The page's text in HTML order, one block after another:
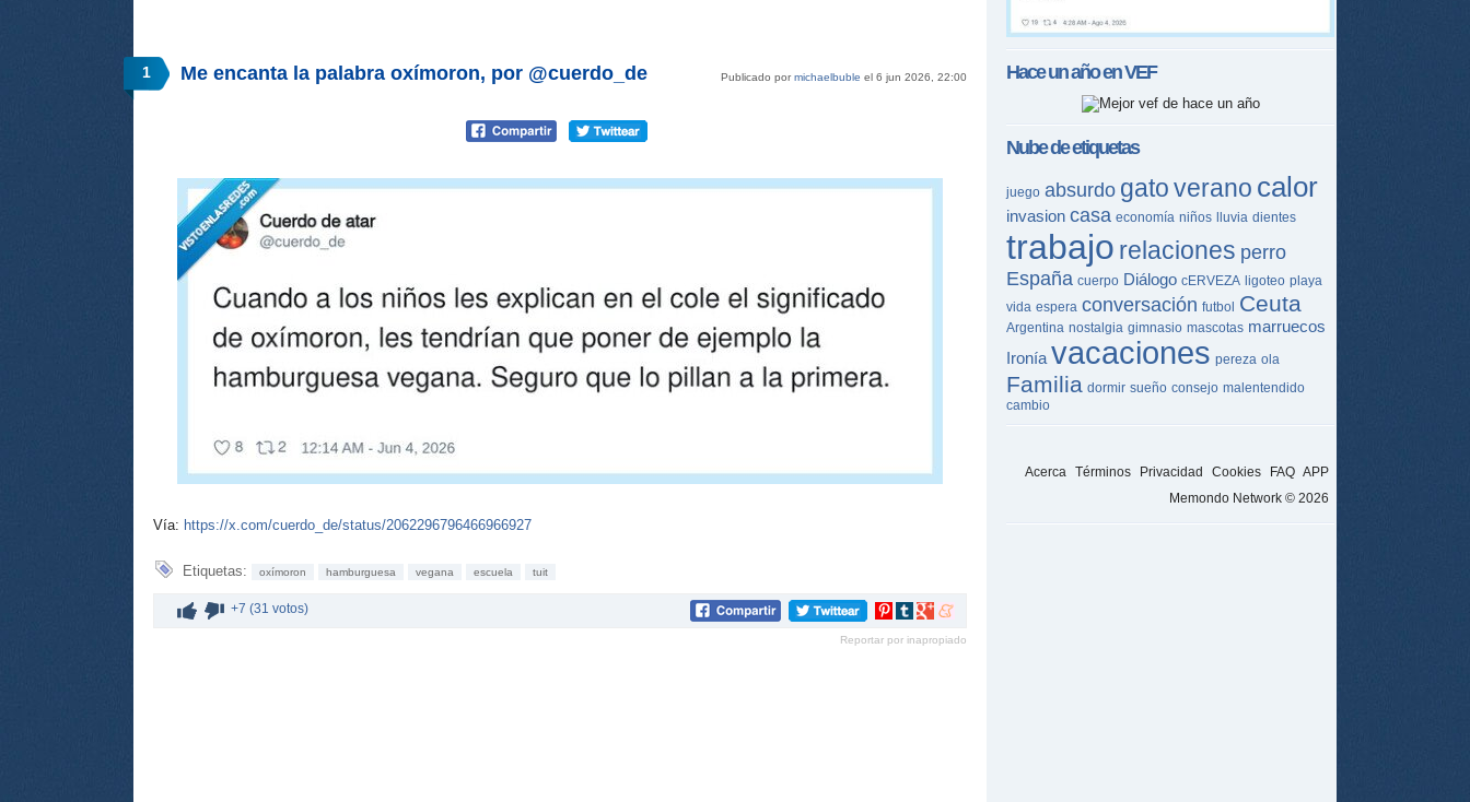
1 Publicado pormichaelbuble el 6 jun 2026, 22:00
Me encanta la palabra oxímoron, por @cuerdo_de
Vía: https://x.com/cuerdo_de/status/2062296796466966927
Etiquetas: oxímoron hamburguesa vegana escuela tuit
+7 (31 votos)
Compartir
Pinterest
Compartir
tumblr
Compartir
Google+
Compartir
meneame
Reportar por inapropiado
Hace un año enVEF
Nube de etiquetas
juego absurdo gatoverano calor
invasion casa economía niños lluvia dientes
trabajo relaciones perro
España cuerpo Diálogo cERVEZA ligoteo playa
vida espera conversación futbol Ceuta
Argentina nostalgia gimnasio mascotas marruecos
Ironía vacaciones pereza ola
Familia dormir sueño consejo malentendido
cambio
Acerca Términos Privacidad Cookies FAQ APP
Memondo Network © 2026